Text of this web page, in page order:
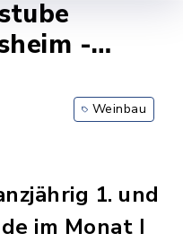
-
Weinbau
1. und
im Monat ǀ